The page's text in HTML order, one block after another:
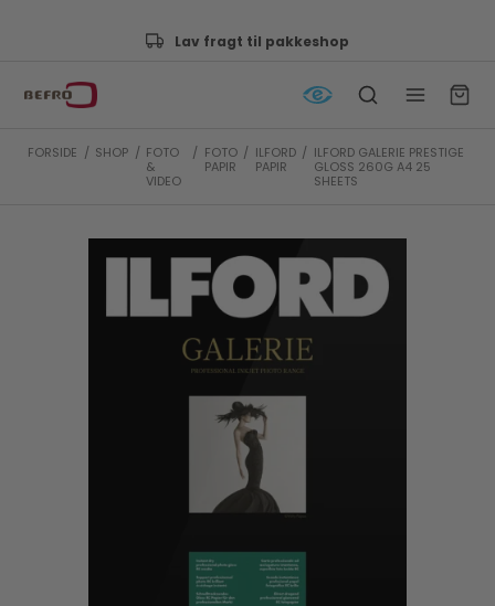
Godkendt af e-mærket
FORSIDE / SHOP / FOTO
&
VIDEO
/ FOTO
PAPIR
/ ILFORD
PAPIR
/ ILFORD GALERIE PRESTIGE
GLOSS 260G A4 25
SHEETS